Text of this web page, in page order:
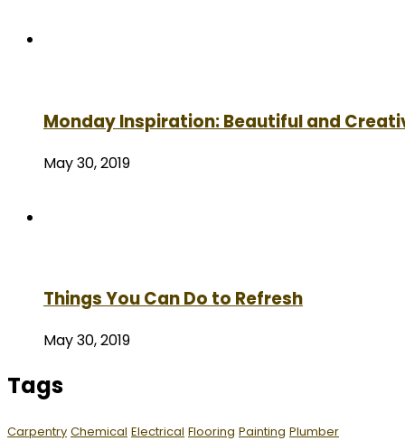
Monday Inspiration: Beautiful and
May 30, 2019
Things You Can Do to Refresh
May 30, 2019
Tags
Carpentry Chemical Electrical Flooring Painting Plumber